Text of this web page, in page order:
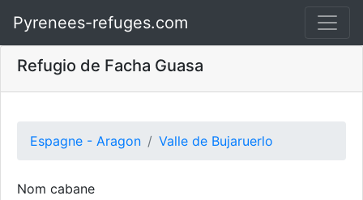
Pyrenees-refuges.com
Refugio de Facha Guasa
Espagne - Aragon Valle de Bujaruerlo
Nom cabane